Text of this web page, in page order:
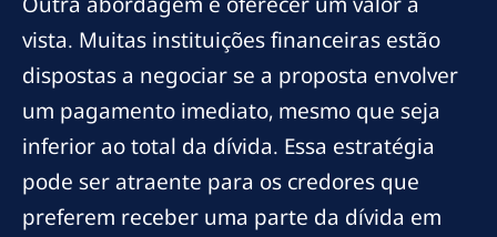
vista. Muitas instituições financeiras estão
dispostas a negociar se a proposta envolver
um pagamento imediato, mesmo que seja
inferior ao total da dívida. Essa estratégia
pode ser atraente para os credores que
preferem receber uma parte da dívida em